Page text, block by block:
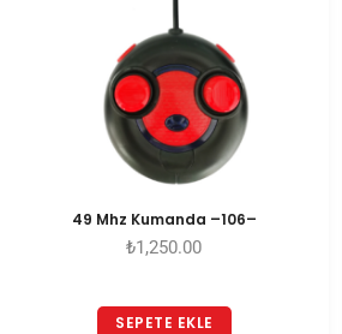
49 Mhz Kumanda –106–
₺1,250.00
SEPETE EKLE